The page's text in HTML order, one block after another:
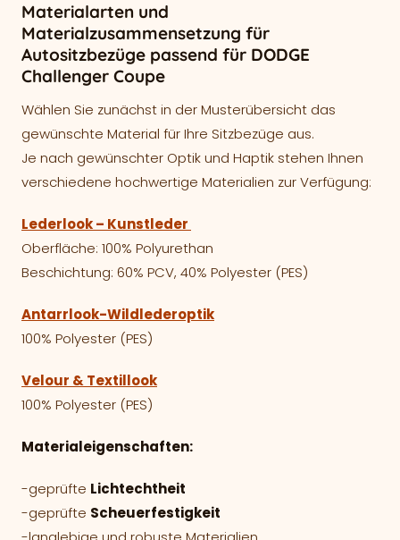
Materialarten und
Materialzusammensetzung für
Autositzbezüge passend für DODGE
Challenger Coupe
Wählen Sie zunächst in der Musterübersicht das
gewünschte Material für Ihre Sitzbezüge aus.
Je nach gewünschter Optik und Haptik stehen Ihnen
verschiedene hochwertige Materialien zur Verfügung:
Lederlook – Kunstleder
Oberfläche: 100% Polyurethan
Beschichtung: 60% PCV, 40% Polyester (PES)
Antarrlook-Wildlederoptik
100% Polyester (PES)
Velour & Textillook
100% Polyester (PES)
Materialeigenschaften:
-geprüfte Lichtechtheit
-geprüfte Scheuerfestigkeit